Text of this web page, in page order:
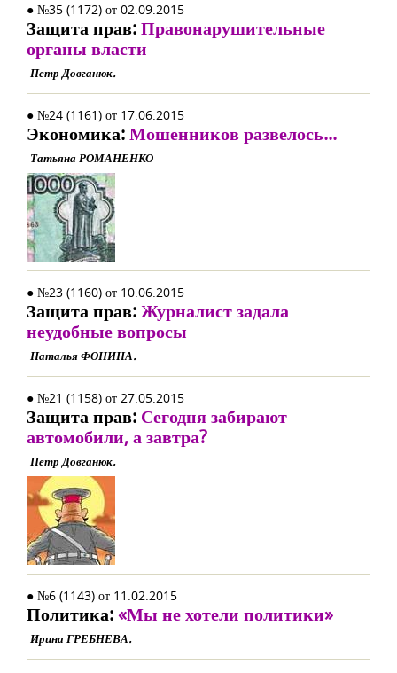
● №35 (1172) от 02.09.2015
Защита прав:Правонарушительные
органы власти
Петр Довганюк.
● №24 (1161) от 17.06.2015
Экономика:Мошенников развелось...
Татьяна РОМАНЕНКО
● №23 (1160) от 10.06.2015
Защита прав:Журналист задала
неудобные вопросы
Наталья ФОНИНА.
● №21 (1158) от 27.05.2015
Защита прав: Сегодня забирают
автомобили, а завтра?
Петр Довганюк.
● №6 (1143) от 11.02.2015
Политика:«Мы не хотели политики»
Ирина ГРЕБНЕВА.